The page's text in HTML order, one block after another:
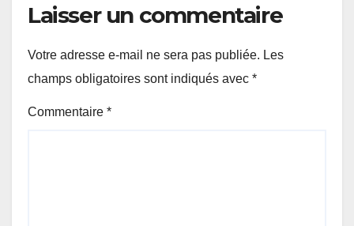
Laisser un commentaire
Votre adresse e-mail ne sera pas publiée. Les
champs obligatoires sont indiqués avec *
Commentaire *